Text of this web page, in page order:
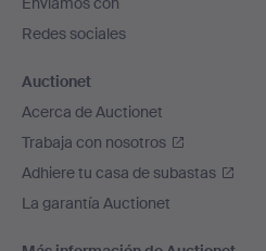
página
Redes sociales
Auctionet
Acerca de Auctionet
Trabaja con nosotros
Adhiere tu casa de subastas
La garantía Auctionet